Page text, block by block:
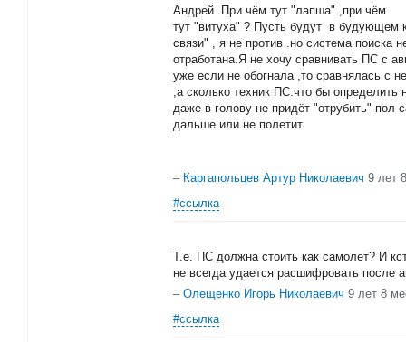
Андрей .При чём тут "лапша" ,при чём
тут "витуха" ? Пусть будут в будующем
связи" , я не против .но система поиска
отработана.Я не хочу сравнивать ПС с
уже если не обогнала ,то сравнялась с
,а сколько техник ПС.что бы определить
даже в голову не придёт "отрубить" пол
дальше или не полетит.
– Каргапольцев Артур Николаевич 9 лет
#ссылка
Т.е. ПС должна стоить как самолет? И
не всегда удается расшифровать после
– Олещенко Игорь Николаевич 9 лет 8
#ссылка